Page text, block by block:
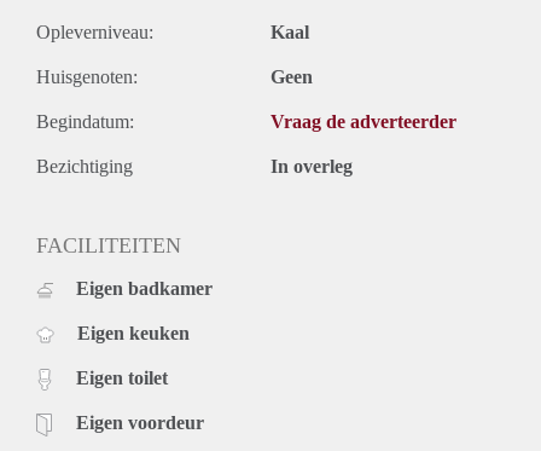
Opleverniveau: Kaal
Huisgenoten: Geen
Begindatum: Vraag de adverteerder
Bezichtiging In overleg
FACILITEITEN
Eigen badkamer
Eigen keuken
Eigen toilet
Eigen voordeur